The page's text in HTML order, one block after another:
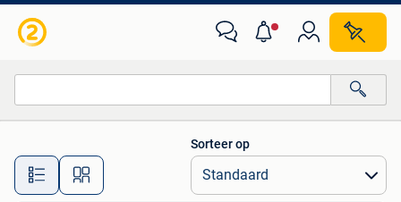
Alle afstanden…
Sorteer op